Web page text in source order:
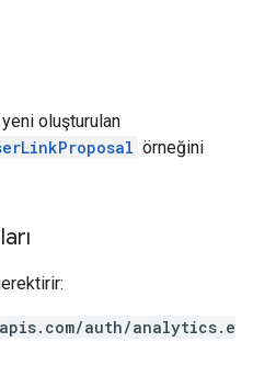
yeni oluşturulan
örneğini
auth/analytics.e